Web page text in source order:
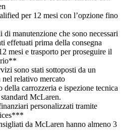
per 12 mesi con l’opzione fino
manutenzione che sono necessari
effetuati prima della consegna
mesi e trasporto per proseguire il
sono stati sottoposti da un
relativo mercato
carrozzeria e ispezione tecnica
McLaren.
personalizzati tramite
da McLaren hanno almeno 3